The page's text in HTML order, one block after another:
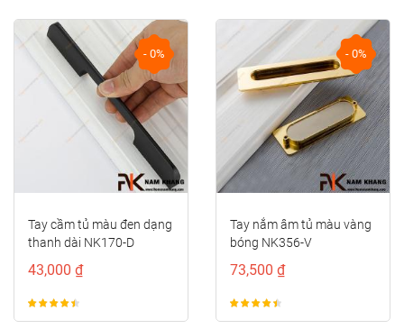
- 0%
Tay nắm âm tủ màu vàng
bóng NK356-V
73,500 ₫
- 0%
Tay cầm cửa tủ đồng cao
cấp NK211D-DVM
122,000 ₫